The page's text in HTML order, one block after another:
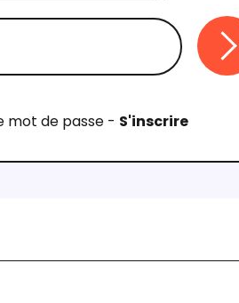
mot de passe- S'inscrire